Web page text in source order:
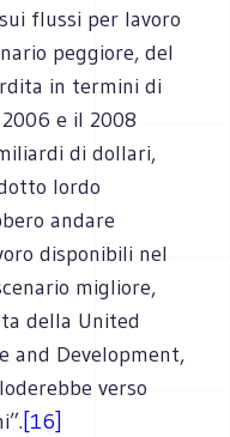
flussi per lavoro
peggiore, del
in termini di
e il 2008
di dollari,
lordo
andare
disponibili nel
migliore,
della United
and Development,
verso
[16]